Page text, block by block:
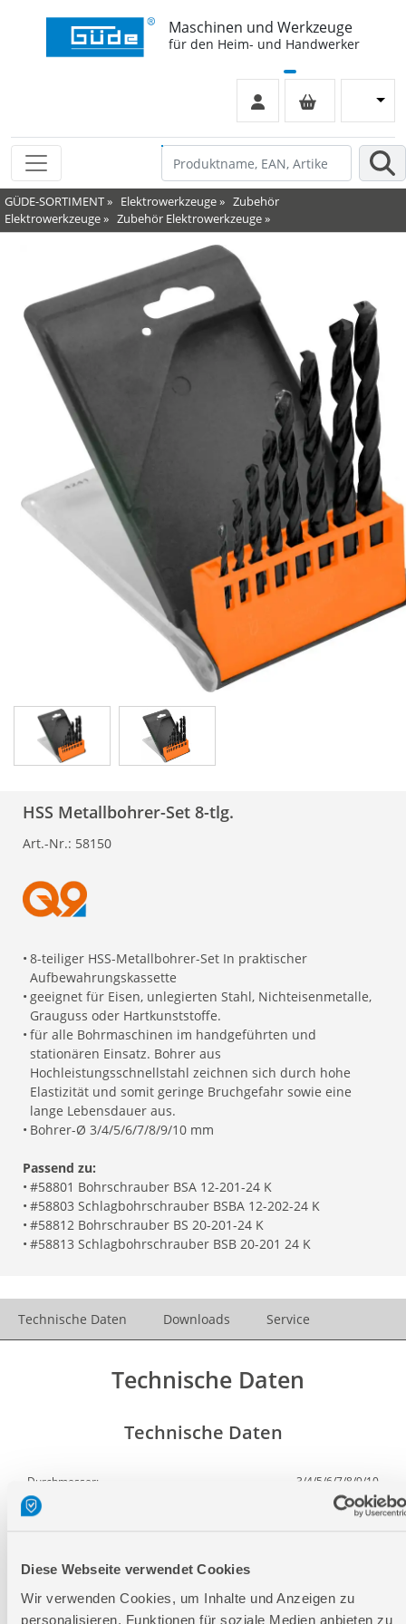
Diese Webseite verwendet Cookies
Wir verwenden Cookies, um Inhalte und Anzeigen zu
personalisieren, Funktionen für soziale Medien anbieten zu
Maschinen und Werkzeuge
für den Heim- und Handwerker
GÜDE-SORTIMENT» Elektrowerkzeuge» Zubehör
Elektrowerkzeuge» Zubehör Elektrowerkzeuge»
HSS Metallbohrer-Set 8-tlg.
Art.-Nr.: 58150
• 8-teiliger HSS-Metallbohrer-Set In praktischer
Aufbewahrungskassette
• geeignet für Eisen, unlegierten Stahl, Nichteisenmetalle,
Grauguss oder Hartkunststoffe.
• für alle Bohrmaschinen im handgeführten und
stationären Einsatz. Bohrer aus
Hochleistungsschnellstahl zeichnen sich durch hohe
Elastizität und somit geringe Bruchgefahr sowie eine
lange Lebensdauer aus.
• Bohrer-Ø 3/4/5/6/7/8/9/10 mm
Passend zu:
• #58801 Bohrschrauber BSA 12-201-24 K
• #58803 Schlagbohrschrauber BSBA 12-202-24 K
• #58812 Bohrschrauber BS 20-201-24 K
• #58813 Schlagbohrschrauber BSB 20-201 24 K
Technische Daten Downloads Service
Technische Daten
Technische Daten
Durchmesser:
3/4/5/6/7/8/9/10
Höhe: